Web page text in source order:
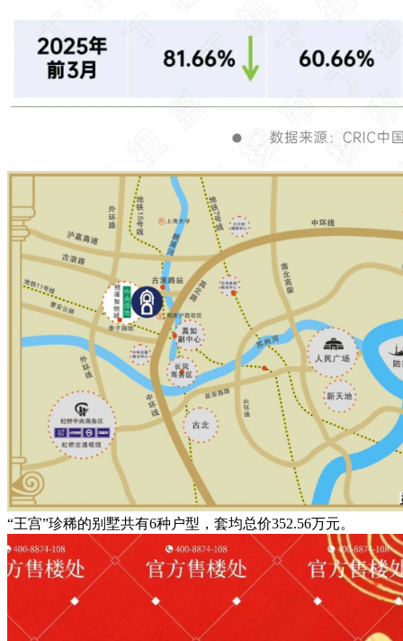
“王宫”珍稀的别墅共有6种户型，套均总价352.56万元。